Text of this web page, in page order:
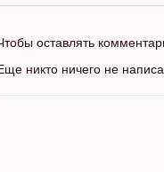
оставлять
никто ничего не